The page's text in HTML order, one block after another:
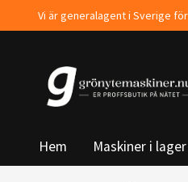
Vi är generalagent i Sverige
Hem Maskiner i lager